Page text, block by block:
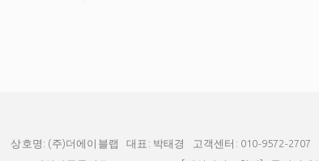
상호명: (주)더에이블랩 대표: 박태경 고객센터: 010-9572-2707